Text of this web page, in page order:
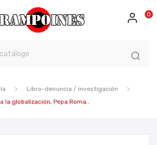
0
Libro-denuncia / investigación
la globalización, Pepa Roma..